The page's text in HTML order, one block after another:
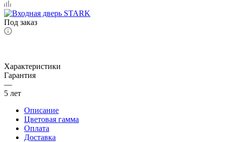
Под заказ
Характеристики
Гарантия
—
5 лет
Описание
Цветовая гамма
Оплата
Доставка